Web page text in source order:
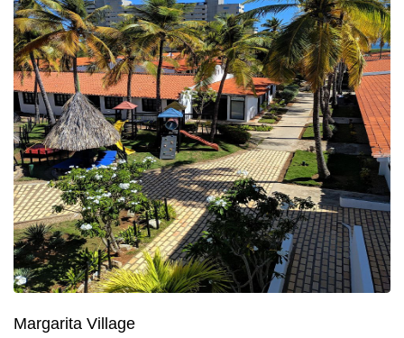
Península de Paria
Anzoátegui
Colonia Tovar
Catatumbo
Margarita Village